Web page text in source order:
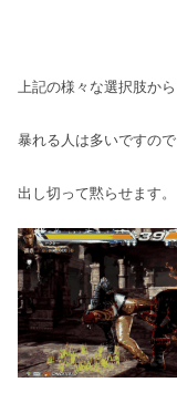
上記の様々な選択肢から
暴れる人は多いですので
出し切って黙らせます。